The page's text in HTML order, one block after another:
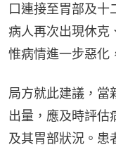
口連接至胃部及十
病人再次出現休克
惟病情進一步惡化
局方就此建議，當
出量，應及時評估
及其胃部狀況。患